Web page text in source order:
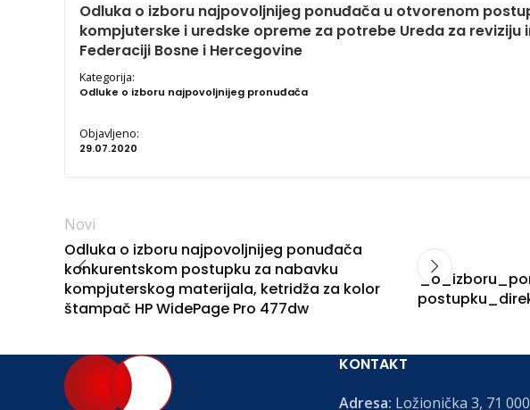
Odluka o izboru najpovoljnijeg ponuđača u otvorenom
kompjuterske i uredske opreme za potrebe Ureda za reviziju
Federaciji Bosne i Hercegovine
Kategorija:
Odluke o izboru najpovoljnijeg pronuđača
Objavljeno:
29.07.2020
Novi
Odluka o izboru najpovoljnijeg ponuđača
konkurentskom postupku za nabavku
kompjuterskog materijala, ketridža za kolor
štampač HP WidePage Pro 477dw
KONTAKT
Adresa: Ložionička 3, 71 000